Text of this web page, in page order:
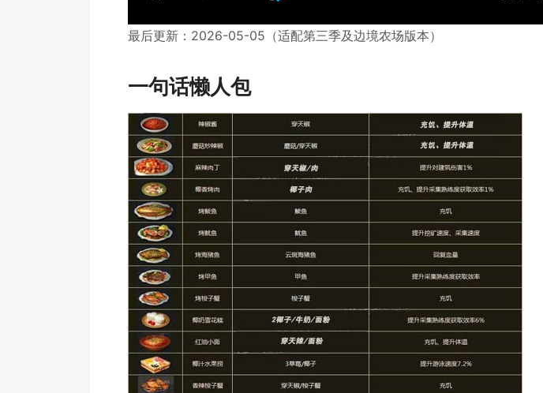
最后更新：2026-05-05（适配第三季及边境农场版本）
一句话懒人包